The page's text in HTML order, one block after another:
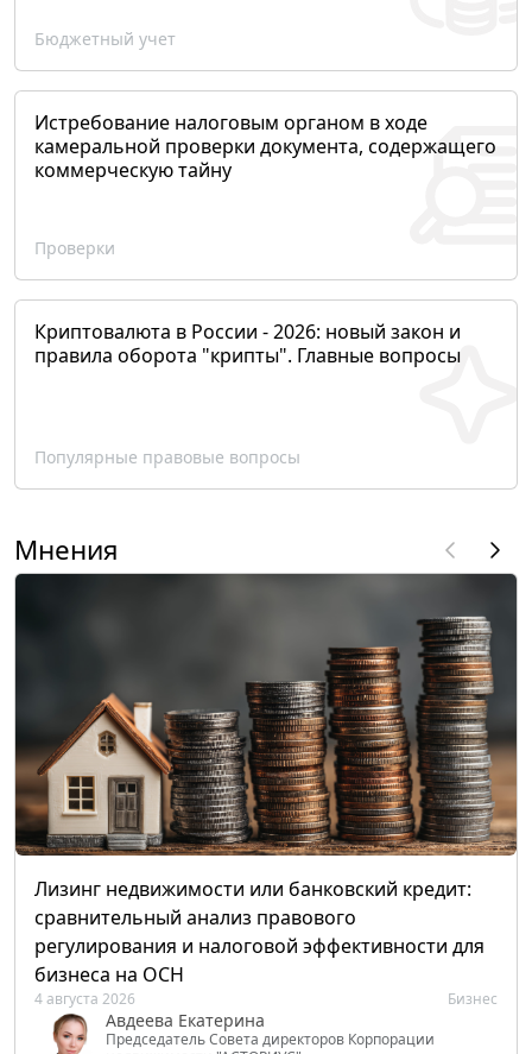
Бюджетный учет
Истребование налоговым органом в ходе
камеральной проверки документа, содержащего
коммерческую тайну
Проверки
Криптовалюта в России - 2026: новый закон и
правила оборота "крипты". Главные вопросы
Популярные правовые вопросы
Мнения
Лизинг недвижимости или банковский кредит:
сравнительный анализ правового
регулирования и налоговой эффективности для
бизнеса на ОСН
4 августа 2026 Бизнес
Авдеева Екатерина
Председатель Совета директоров Корпорации